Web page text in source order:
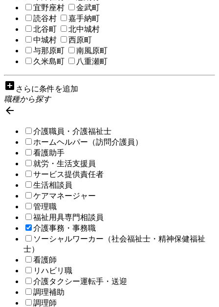
宜野座村
金武町
読谷村
嘉手納町
北谷町
北中城村
中城村
西原町
与那原町
南風原町
久米島町
八重瀬町
add_box さらに条件を追加
職種から探す

介護職員・介護福祉士
ホームヘルパー（訪問介護員）
看護助手
就労・生活支援員
サービス提供責任者
生活相談員
ケアマネージャー
管理職
福祉用具専門相談員
介護事務・事務職
ソーシャルワーカー（社会福祉士・精神保健福祉
士）
看護師
リハビリ職
介護タクシー運転手・送迎
調理補助
調理師